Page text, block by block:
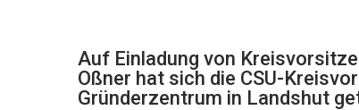
Auf Einladung von
Oßner hat sich die CSU-
Gründerzentrum in Landshut